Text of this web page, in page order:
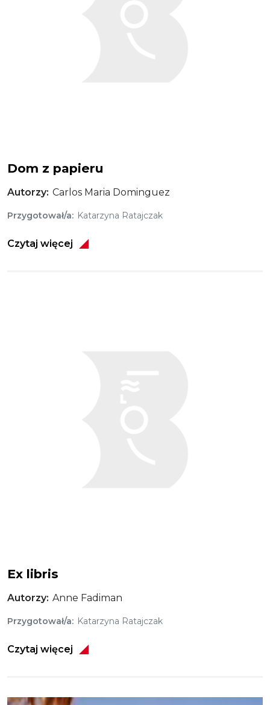
Dom z papieru
Autorzy Carlos Maria Dominguez
Przygotował/a Katarzyna Ratajczak
Czytaj więcej
Ex libris
Autorzy Anne Fadiman
Przygotował/a Katarzyna Ratajczak
Czytaj więcej